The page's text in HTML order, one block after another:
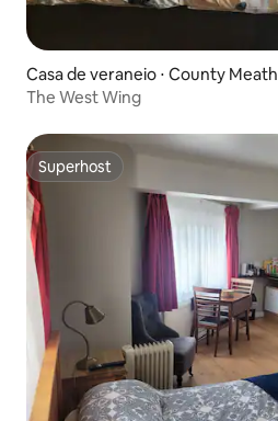
Casa de veraneio ⋅ County Meath
The West Wing
Superhost
Superhost